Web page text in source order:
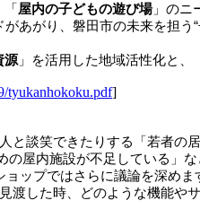
屋内の子どもの遊び場 」のニ
があがり、磐田市の未来を担
源 」を活用した地域活性化と、
tyukanhokoku.pdf]
と談笑できたりする「若者の居
屋内施設が不足している」な
ップではさらに議論を深めま
した時、どのような機能や